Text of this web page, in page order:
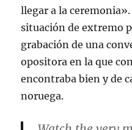
llegar a la
situación de extremo
grabación de una
opositora en la que
encontraba bien y de
noruega.